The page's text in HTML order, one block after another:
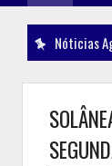
Nóticias